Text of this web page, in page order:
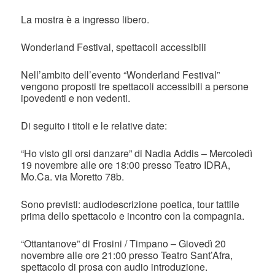
La mostra è a ingresso libero.
Wonderland Festival, spettacoli accessibili
Nell’ambito dell’evento “Wonderland Festival”
vengono proposti tre spettacoli accessibili a persone
ipovedenti e non vedenti.
Di seguito i titoli e le relative date:
“Ho visto gli orsi danzare” di Nadia Addis – Mercoledì
19 novembre alle ore 18:00 presso Teatro IDRA,
Mo.Ca. via Moretto 78b.
Sono previsti: audiodescrizione poetica, tour tattile
prima dello spettacolo e incontro con la compagnia.
“Ottantanove” di Frosini / Timpano – Giovedì 20
novembre alle ore 21:00 presso Teatro Sant’Afra,
spettacolo di prosa con audio introduzione.